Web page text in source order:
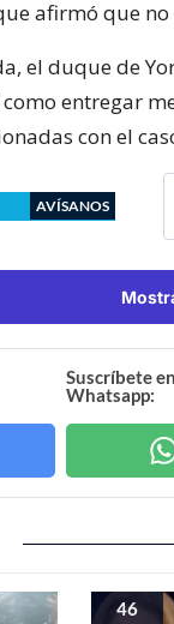
afirmó que
el duque de
entregar
con el
AVÍSANOS
Suscríbete
Whatsapp:
46